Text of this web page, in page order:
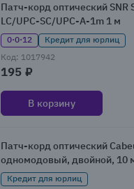
Патч-корд оптический SNR
LC/UPC-SC/UPC-A-1m 1 м
0·0·12
Кредит для юрлиц
Код: 1017942
195 ₽
В корзину
Патч-корд оптический
одномодовый, двойной, 10
LC-LC-10m)
Кредит для юрлиц